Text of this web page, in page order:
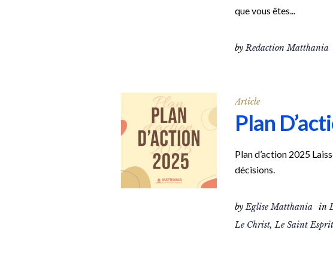
que vous êtes...
byRedaction Matthania
Article
Plan
Plan d’action 2025
décisions.
byEglise Matthania in
Le Christ,Le Saint Esprit